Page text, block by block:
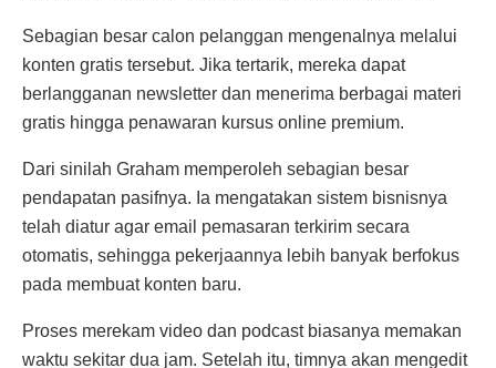
Sebagian besar calon pelanggan mengenalnya melalui
konten gratis tersebut. Jika tertarik, mereka dapat
berlangganan newsletter dan menerima berbagai materi
gratis hingga penawaran kursus online premium.
Dari sinilah Graham memperoleh sebagian besar
pendapatan pasifnya. Ia mengatakan sistem bisnisnya
telah diatur agar email pemasaran terkirim secara
otomatis, sehingga pekerjaannya lebih banyak berfokus
pada membuat konten baru.
Proses merekam video dan podcast biasanya memakan
waktu sekitar dua jam. Setelah itu, timnya akan mengedit